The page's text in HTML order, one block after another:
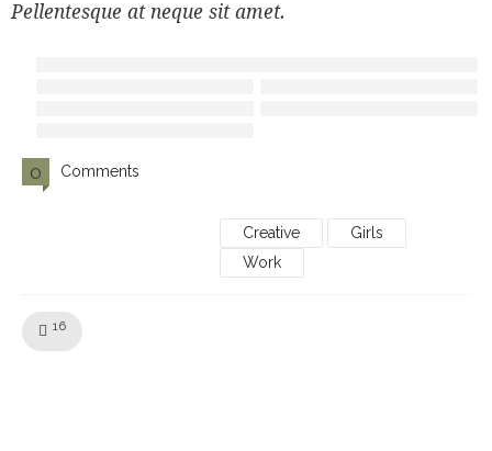
Pellentesque at neque sit amet.
0 Comments
Creative
Girls
Work
16